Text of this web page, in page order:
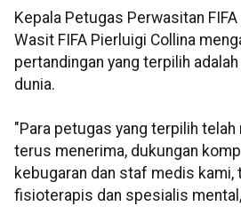
Kepala Petugas Perwasitan
Wasit FIFA Pierluigi Collina
pertandingan yang terpilih
dunia.
"Para petugas yang terpilih telah
terus menerima, dukungan
kebugaran dan staf medis kami,
fisioterapis dan spesialis